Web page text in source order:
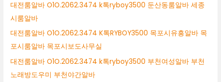
대전룸알바 O1O.2062.3474 k톡ryboy3500 둔산동룸알바 세종
시룸알바
대전룸알바 O1O.2062.3474 K톡RYBOY3500 목포시유흥알바 목
포시룸알바 목포시보도사무실
대전룸알바 O1O.2062.3474 k톡ryboy3500 부천여성알바 부천
노래방도우미 부천야간알바